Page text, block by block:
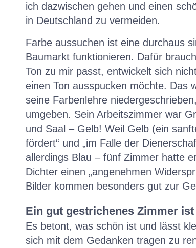
ich dazwischen gehen und einen
in Deutschland zu vermeiden.
Farbe aussuchen ist eine durchaus
Baumarkt funktionieren. Dafür
Ton zu mir passt, entwickelt sich
einen Ton ausspucken möchte. Das
seine Farbenlehre
umgeben. Sein Arbeitszimmer war
und Saal – Gelb! Weil Gelb (ein
fördert“ und „im Falle der
allerdings Blau – fünf Zimmer hatte
Dichter einen „angenehmen
Bilder kommen besonders gut zur
Ein gut gestrichenes Zimmer
Es betont, was schön ist und lässt
sich mit dem Gedanken tragen zu